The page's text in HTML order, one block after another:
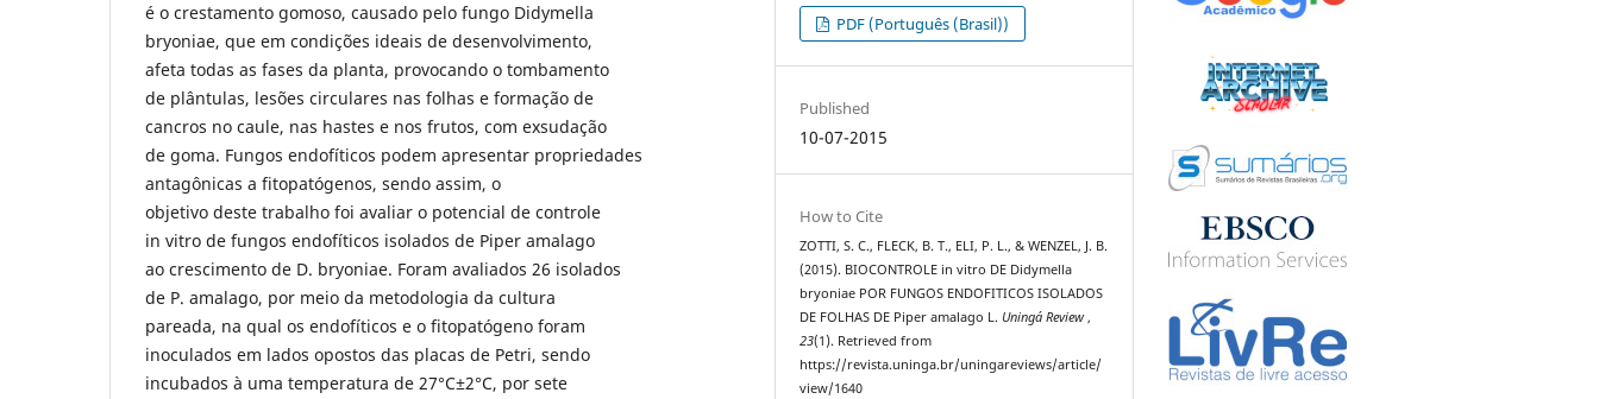
é o crestamento gomoso, causado pelo fungo Didymella
bryoniae, que em condições ideais de desenvolvimento,
afeta todas as fases da planta, provocando o tombamento
de plântulas, lesões circulares nas folhas e formação de
cancros no caule, nas hastes e nos frutos, com exsudação
de goma. Fungos endofíticos podem apresentar propriedades
antagônicas a fitopatógenos, sendo assim, o
objetivo deste trabalho foi avaliar o potencial de controle
in vitro de fungos endofíticos isolados de Piper amalago
ao crescimento de D. bryoniae. Foram avaliados 26 isolados
de P. amalago, por meio da metodologia da cultura
pareada, na qual os endofíticos e o fitopatógeno foram
inoculados em lados opostos das placas de Petri, sendo
incubados à uma temperatura de 27°C±2°C, por sete
PDF (Português (Brasil))
Published
10-07-2015
How to Cite
ZOTTI, S. C., FLECK, B. T., ELI, P. L., & WENZEL, J. B.
(2015). BIOCONTROLE in vitro DE Didymella
bryoniae POR FUNGOS ENDOFITICOS ISOLADOS
DE FOLHAS DE Piper amalago L. Uningá Review ,
23(1). Retrieved from
https://revista.uninga.br/uningareviews/article/
view/1640